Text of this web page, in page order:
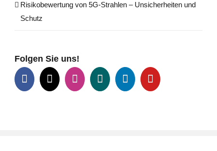
Risikobewertung von 5G-Strahlen – Unsicherheiten und
Schutz
Folgen Sie uns!